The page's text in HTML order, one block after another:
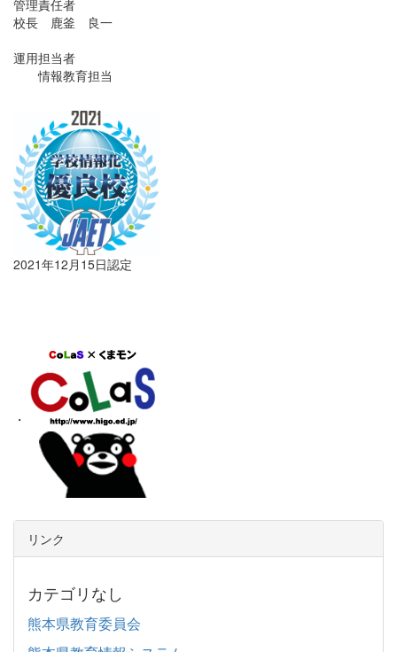
管理責任者
校長 鹿釜 良一
運用担当者
情報教育担当
2021年12月15日認定
・
リンク
カテゴリなし
熊本県教育委員会